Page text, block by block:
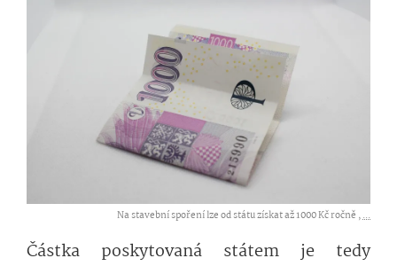
Na stavební spoření lze od státu získat až 1000 Kč ročně ,...
Částka poskytovaná státem je tedy